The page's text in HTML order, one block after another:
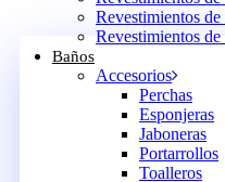
Revestimientos
Revestimientos
Baños
Accesorios
Perchas
Esponjeras
Jaboneras
Portarrollos
Toalleros